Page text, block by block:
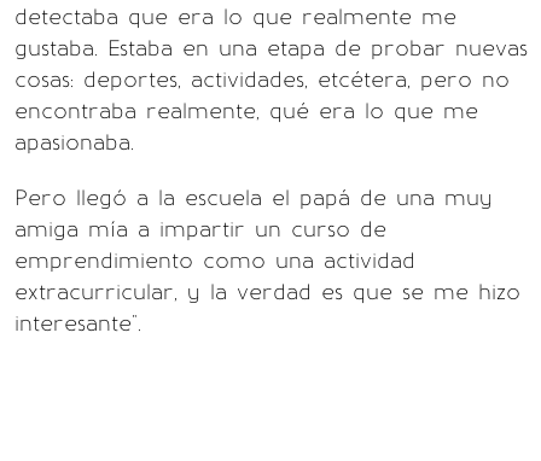
detectaba que era lo que realmente me
gustaba. Estaba en una etapa de probar nuevas
cosas: deportes, actividades, etcétera, pero no
encontraba realmente, qué era lo que me
apasionaba.
Pero llegó a la escuela el papá de una muy
amiga mía a impartir un curso de
emprendimiento como una actividad
extracurricular, y la verdad es que se me hizo
interesante".